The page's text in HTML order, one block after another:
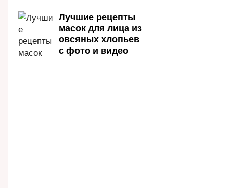
Лучшие рецепты
масок для лица из
овсяных хлопьев
с фото и видео